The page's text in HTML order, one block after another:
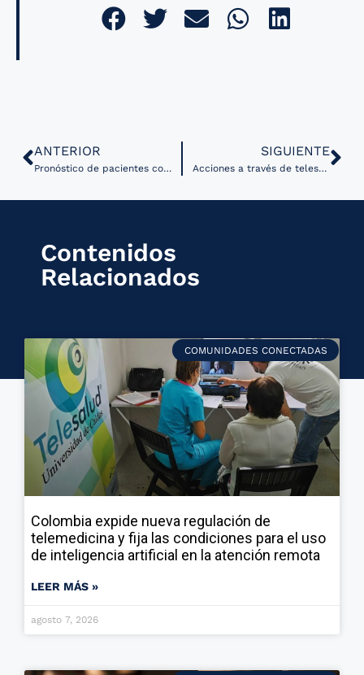
ANTERIOR
Pronóstico de pacientes con COVID-19 a través de Inteligencia Artificial y radiografías de tórax
SIGUIENTE
Acciones a través de telesalud en Guanajuato, México durante la emergencia sanitaria
Contenidos
Relacionados
COMUNIDADES CONECTADAS
Colombia expide nueva regulación de
telemedicina y fija las condiciones para el uso
de inteligencia artificial en la atención remota
LEER MÁS »
agosto 7, 2026